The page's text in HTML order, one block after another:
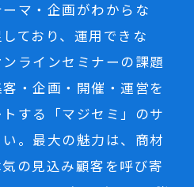
マ・企画がわからな
ており、運用できな
ラインセミナーの課題
・企画・開催・運営を
する「マジセミ」のサ
。最大の魅力は、商材
の見込み顧客を呼び寄